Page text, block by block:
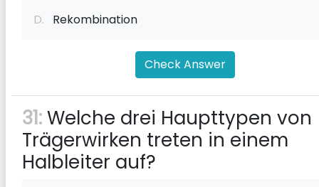
D. Rekombination
Check Answer
31:Welche drei Haupttypen von
Trägerwirken treten in einem
Halbleiter auf?